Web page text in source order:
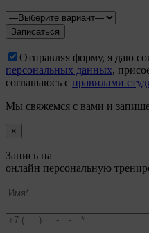
Отправляя форму, я даю
персональных данных,
соглашаюсь с правилами
Мы свяжемся с вами и
×
Запись на
онлайн персональную